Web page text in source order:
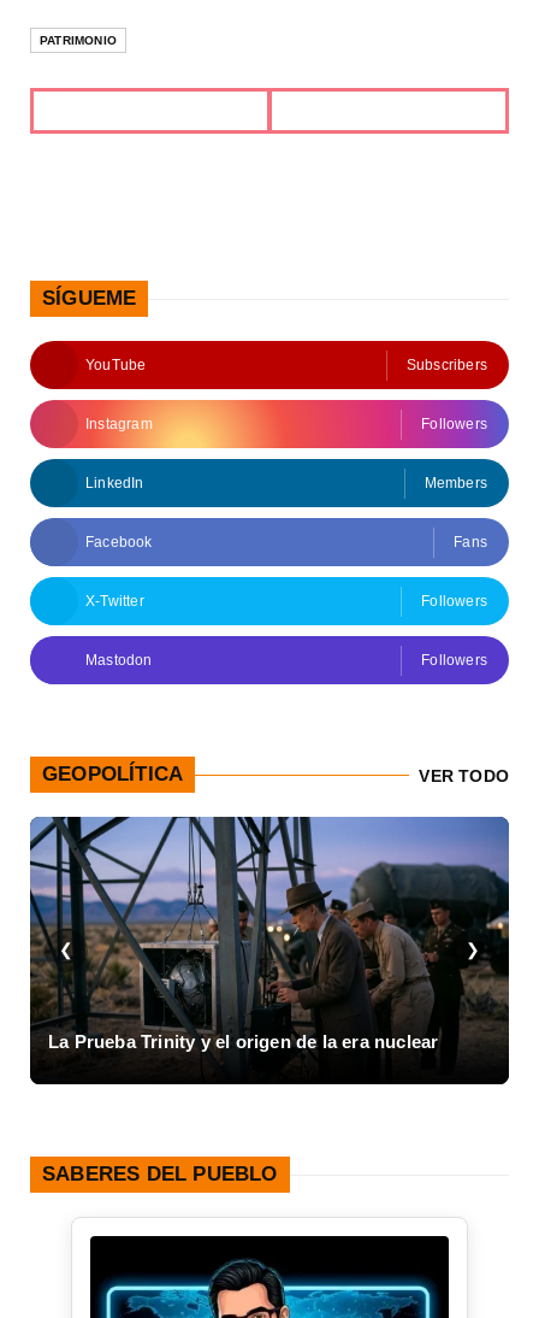
PATRIMONIO
SÍGUEME
YouTube Subscribers
Instagram Followers
LinkedIn Members
Facebook Fans
X-Twitter Followers
Mastodon Followers
GEOPOLÍTICA VER TODO
❮
La Prueba Trinity y el origen de la era nuclear
❯
SABERES DEL PUEBLO